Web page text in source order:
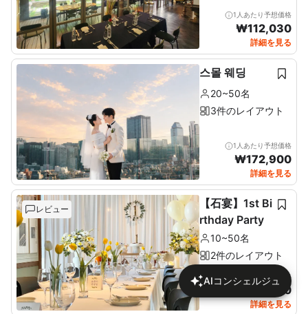
1人あたり予想価格
₩112,030
詳細を見る
스몰 웨딩
20~50名
3件のレイアウト
1人あたり予想価格
₩172,900
詳細を見る
レビュー
【石宴】1st Bi
rthday Party
10~50名
2件のレイアウト
1人あたり予想価格
137,680
詳細を見る
AIコンシェルジュ